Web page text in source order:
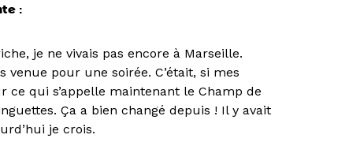
:
je ne vivais pas encore à Marseille.
venue pour une soirée. C’était, si mes
qui s’appelle maintenant le Champ de
Ça a bien changé depuis ! Il y avait
je crois.